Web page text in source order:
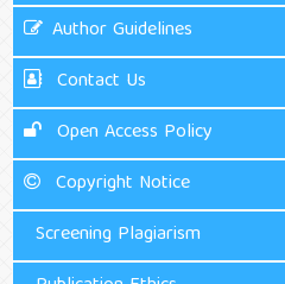
Author Guidelines
Contact Us
Open Access Policy
Copyright Notice
Screening Plagiarism